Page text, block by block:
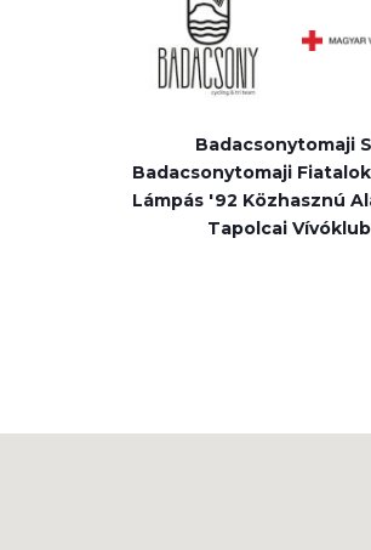
Badacsonytomaji
Badacsonytomaji
Lámpás '92 Közhasznú
Tapolcai Vívóklub